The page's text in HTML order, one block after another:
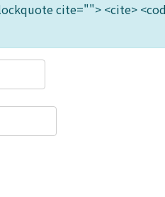
cite=""> <cite>